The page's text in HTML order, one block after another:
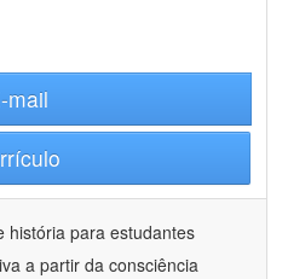
mail
história para estudantes
a partir da consciência